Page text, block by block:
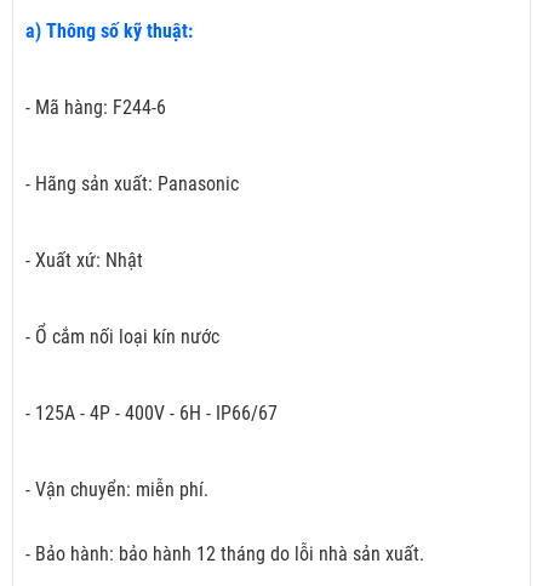
a) Thông số kỹ thuật:
- Mã hàng: F244-6
- Hãng sản xuất: Panasonic
- Xuất xứ: Nhật
- Ổ cắm nối loại kín nước
- 125A - 4P - 400V - 6H - IP66/67
- Vận chuyển: miễn phí.
- Bảo hành: bảo hành 12 tháng do lỗi nhà sản xuất.